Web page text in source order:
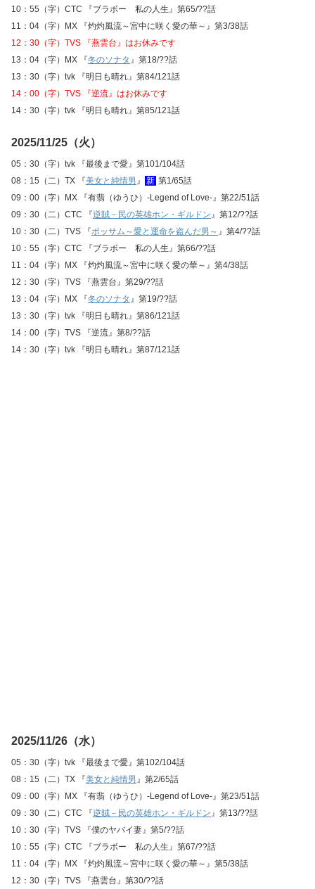
10：55（字）CTC 『ブラボー 私の人生』第65/??話
11：04（字）MX 『灼灼風流～宮中に咲く愛の華～』第3/38話
12：30（字）TVS 『燕雲台』はお休みです
13：04（字）MX 『冬のソナタ 』第18/??話
13：30（字）tvk 『明日も晴れ』第84/121話
14：00（字）TVS 『逆流』はお休みです
14：30（字）tvk 『明日も晴れ』第85/121話
2025/11/25（火）
05：30（字）tvk 『最後まで愛』第101/104話
08：15（二）TX 『美女と純情男』 新 第1/65話
09：00（字）MX 『有翡（ゆうひ）-Legend of Love-』第22/51話
09：30（二）CTC 『逆賊－民の英雄ホン・ギルドン』第12/??話
10：30（二）TVS 『ポッサム～愛と運命を盗んだ男～ 』第4/??話
10：55（字）CTC 『ブラボー 私の人生』第66/??話
11：04（字）MX 『灼灼風流～宮中に咲く愛の華～』第4/38話
12：30（字）TVS 『燕雲台』第29/??話
13：04（字）MX 『冬のソナタ 』第19/??話
13：30（字）tvk 『明日も晴れ』第86/121話
14：00（字）TVS 『逆流』第8/??話
14：30（字）tvk 『明日も晴れ』第87/121話
2025/11/26（水）
05：30（字）tvk 『最後まで愛』第102/104話
08：15（二）TX 『美女と純情男』第2/65話
09：00（字）MX 『有翡（ゆうひ）-Legend of Love-』第23/51話
09：30（二）CTC 『逆賊－民の英雄ホン・ギルドン』第13/??話
10：30（字）TVS 『僕のヤバイ妻』第5/??話
10：55（字）CTC 『ブラボー 私の人生』第67/??話
11：04（字）MX 『灼灼風流～宮中に咲く愛の華～』第5/38話
12：30（字）TVS 『燕雲台』第30/??話